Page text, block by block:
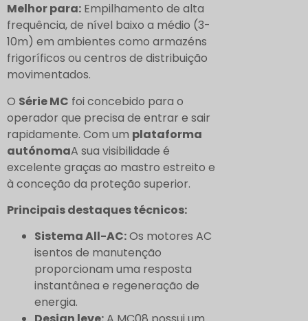
Melhor para: Empilhamento de alta
frequência, de nível baixo a médio (3-
10m) em ambientes como armazéns
frigoríficos ou centros de distribuição
movimentados.
O Série MC foi concebido para o
operador que precisa de entrar e sair
rapidamente. Com um plataforma
autónomaA sua visibilidade é
excelente graças ao mastro estreito e
à conceção da proteção superior.
Principais destaques técnicos:
Sistema All-AC:Os motores AC
isentos de manutenção
proporcionam uma resposta
instantânea e regeneração de
energia.